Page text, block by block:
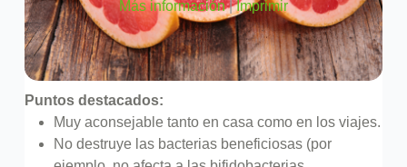
Puntos destacados:
Muy aconsejable tanto en casa como en los viajes.
No destruye las bacterias beneficiosas (por
Más información|Imprimir